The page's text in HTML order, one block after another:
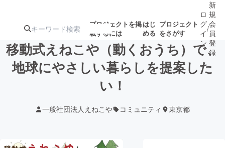
プロジェクトを掲
載するには
はじ
める
プロジェクト
をさがす
注目の新着プロ
ロ
グ
イ
ン
/
新
規
会
員
登
録
移動式えねこや（動くおうち）で、
地球にやさしい暮らしを提案した
い！
一般社団法人えねこや コミュニティ 東京都